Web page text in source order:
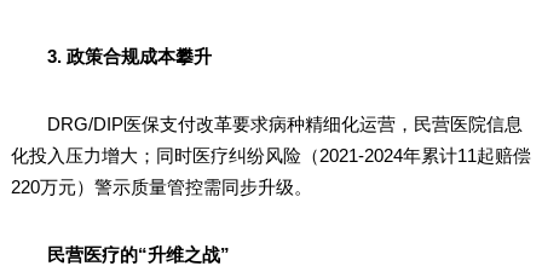
3. 政策合规成本攀升
DRG/DIP医保支付改革要求病种精细化运营，民营医院信息
化投入压力增大；同时医疗纠纷风险（2021-2024年累计11起赔偿
220万元）警示质量管控需同步升级。
民营医疗的“升维之战”